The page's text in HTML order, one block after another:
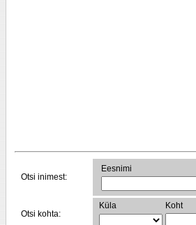
Otsi inimest:
Eesnimi
Otsi kohta:
Küla Koht